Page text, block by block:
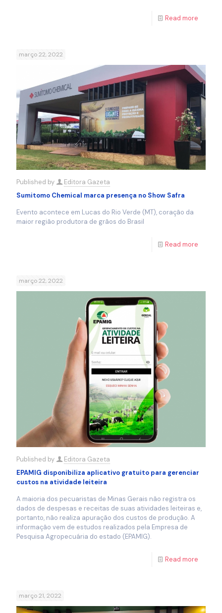
Read more
março 22, 2022
Published by
Editora Gazeta
Sumitomo Chemical marca presença no Show Safra
Evento acontece em Lucas do Rio Verde (MT), coração da
maior região produtora de grãos do Brasil
Read more
março 22, 2022
Published by
Editora Gazeta
EPAMIG disponibiliza aplicativo gratuito para gerenciar
custos na atividade leiteira
A maioria dos pecuaristas de Minas Gerais não registra os
dados de despesas e receitas de suas atividades leiteiras e,
portanto, não realiza apuração dos custos de produção. A
informação vem de estudos realizados pela Empresa de
Pesquisa Agropecuária do estado (EPAMIG).
Read more
março 21, 2022